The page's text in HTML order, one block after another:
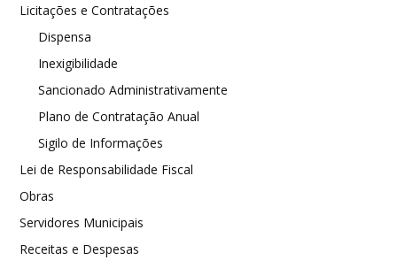
Licitações e Contratações
Dispensa
Inexigibilidade
Sancionado Administrativamente
Plano de Contratação Anual
Sigilo de Informações
Lei de Responsabilidade Fiscal
Obras
Servidores Municipais
Receitas e Despesas